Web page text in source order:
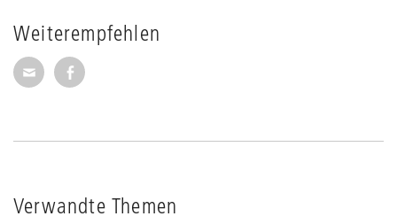
Weiterempfehlen
Seite per E-Mail weiterempfehlen
Seite auf Facebook weiterempfehlen
Verwandte Themen